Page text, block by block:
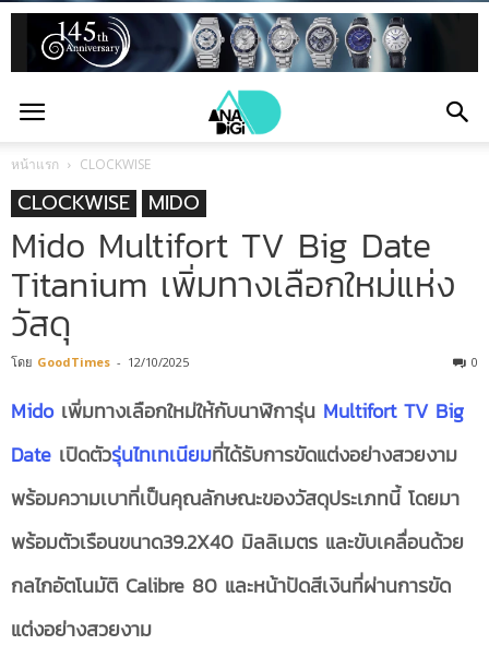
หน้าแรก CLOCKWISE
CLOCKWISE MIDO
Mido Multifort TV Big Date
Titanium เพิ่มทางเลือกใหม่แห่ง
วัสดุ
โดย GoodTimes - 12/10/2025 0
Midoเพิ่มทางเลือกใหม่ให้กับนาฬิการุ่น Multifort TV Big
Date เปิดตัวรุ่นไทเทเนียมที่ได้รับการขัดแต่งอย่างสวยงาม
พร้อมความเบาที่เป็นคุณลักษณะของวัสดุประเภทนี้ โดยมา
พร้อมตัวเรือนขนาด39.2X40 มิลลิเมตร และขับเคลื่อนด้วย
กลไกอัตโนมัติ Calibre 80 และหน้าปัดสีเงินที่ผ่านการขัด
แต่งอย่างสวยงาม